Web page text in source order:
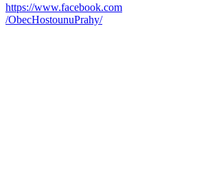
https://www.facebook.com
/ObecHostounuPrahy/